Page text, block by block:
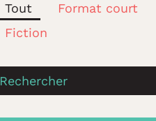
Tout Format court
Fiction
Rechercher